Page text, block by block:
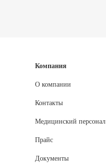
Компания
О компании
Контакты
Медицинский персонал
Прайс
Документы